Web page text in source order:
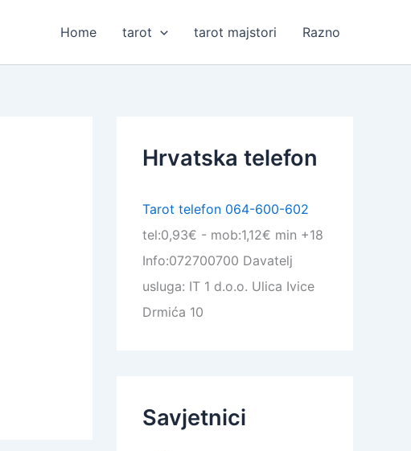
Home tarot tarot majstori Razno
Hrvatska telefon
Tarot telefon 064-600-602
tel:0,93€ - mob:1,12€ min +18
Info:072700700 Davatelj
usluga: IT 1 d.o.o. Ulica Ivice
Drmića 10
Savjetnici